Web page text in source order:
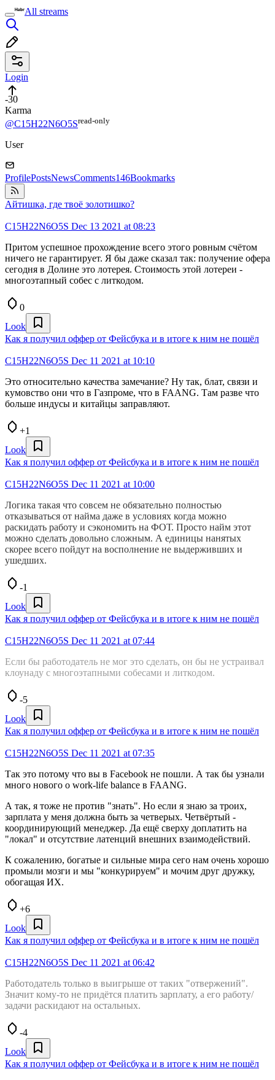
All streams
Login
-30
Karma
@C15H22N6O5Sread⁠-⁠only
User
ProfilePostsNewsComments146Bookmarks
Айтишка, где твоё золотишко?
C15H22N6O5S Dec 13 2021 at 08:23
Притом успешное прохождение всего этого ровным счётом
ничего не гарантирует. Я бы даже сказал так: получение офера
сегодня в Долине это лотерея. Стоимость этой лотереи -
многоэтапный собес с литкодом.
0
Look
Как я получил оффер от Фейсбука и в итоге к ним не пошёл
C15H22N6O5S Dec 11 2021 at 10:10
Это относительно качества замечание? Ну так, блат, связи и
кумовство они что в Газпроме, что в FAANG. Там разве что
больше индусы и китайцы заправляют.
+1
Look
Как я получил оффер от Фейсбука и в итоге к ним не пошёл
C15H22N6O5S Dec 11 2021 at 10:00
Логика такая что совсем не обязательно полностью
отказываться от найма даже в условиях когда можно
раскидать работу и сэкономить на ФОТ. Просто найм этот
можно сделать довольно сложным. А единицы нанятых
скорее всего пойдут на восполнение не выдерживших и
ушедших.
-1
Look
Как я получил оффер от Фейсбука и в итоге к ним не пошёл
C15H22N6O5S Dec 11 2021 at 07:44
Если бы работодатель не мог это сделать, он бы не устраивал
клоунаду с многоэтапными собесами и литкодом.
-5
Look
Как я получил оффер от Фейсбука и в итоге к ним не пошёл
C15H22N6O5S Dec 11 2021 at 07:35
Так это потому что вы в Facebook не пошли. А так бы узнали
много нового о work-life balance в FAANG.
А так, я тоже не против "знать". Но если я знаю за троих,
зарплата у меня должна быть за четверых. Четвёртый -
координирующий менеджер. Да ещё сверху доплатить на
"локал" и отсутствие латенций внешних взаимодействий.
К сожалению, богатые и сильные мира сего нам очень хорошо
промыли мозги и мы "конкурируем" и мочим друг дружку,
обогащая ИХ.
+6
Look
Как я получил оффер от Фейсбука и в итоге к ним не пошёл
C15H22N6O5S Dec 11 2021 at 06:42
Работодатель только в выигрыше от таких "отвержений".
Значит кому-то не придётся платить зарплату, а его работу/
задачи раскидают на остальных.
-4
Look
Как я получил оффер от Фейсбука и в итоге к ним не пошёл